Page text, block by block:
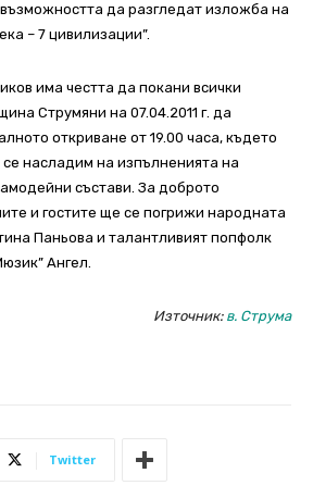
да разгледат изложба на
– 7 цивилизации”.
има честта да покани всички
Струмяни на 07.04.2011 г. да
откриване от 19.00 часа, където
насладим на изпълненията на
състави. За доброто
и гостите ще се погрижи народната
Паньова и талантливият попфолк
Ангел.
Източник: в. Струма
Twitter